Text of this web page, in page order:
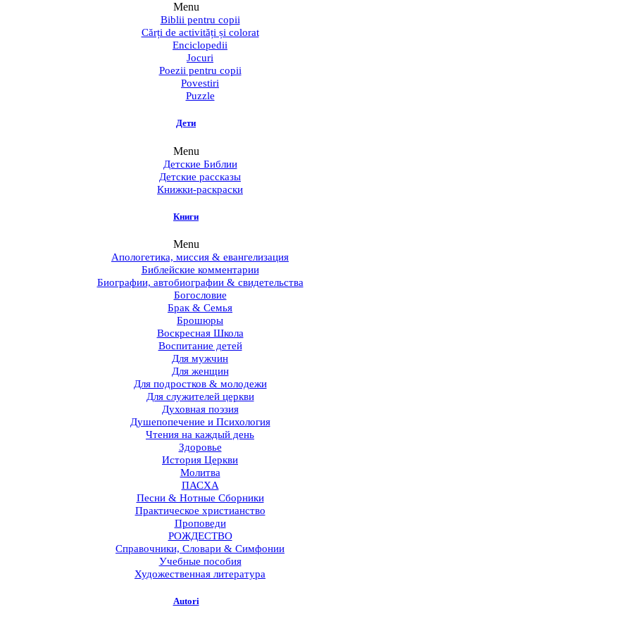
Menu
Biblii pentru copii
Cărți de activități și colorat
Enciclopedii
Jocuri
Poezii pentru copii
Povestiri
Puzzle
Дети
Menu
Детские Библии
Детские рассказы
Книжки-раскраски
Книги
Menu
Апологетика, миссия & евангелизация
Библейские комментарии
Биографии, автобиографии & свидетельства
Богословие
Брак & Семья
Брошюры
Воскресная Школа
Воспитание детей
Для мужчин
Для женщин
Для подростков & молодежи
Для служителей церкви
Духовная поэзия
Душепопечение и Психология
Чтения на каждый день
Здоровье
История Церкви
Молитва
ПАСХА
Песни & Нотные Сборники
Практическое христианство
Проповеди
РОЖДЕСТВО
Справочники, Словари & Симфонии
Учебные пособия
Художественная литература
Autori